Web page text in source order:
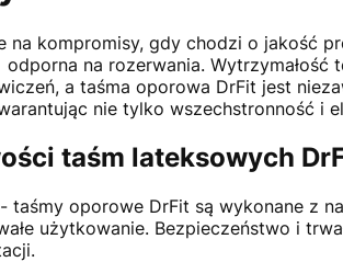
na kompromisy, gdy chodzi o jakość
na rozerwania.
a taśma oporowa DrFit jest
nie tylko wszechstronność i
taśm lateksowych
taśmy oporowe DrFit są wykonane z
użytkowanie. Bezpieczeństwo i